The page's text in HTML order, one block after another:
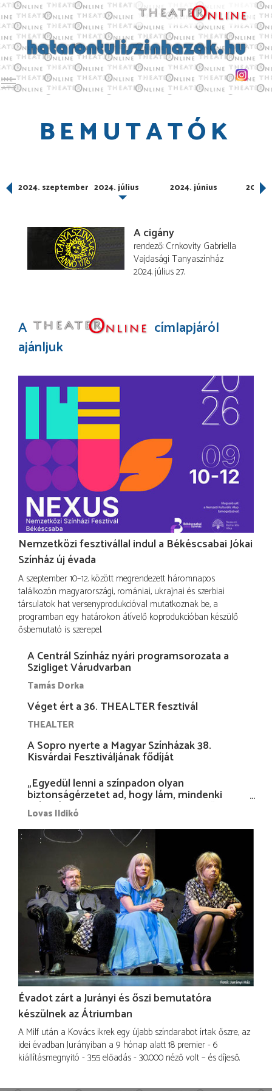
Toggle main menu visibility
BEMUTATÓK
2024. szeptember 2024. július 2024. június 2024.
A cigány
rendező Crnkovity Gabriella
Vajdasági Tanyaszínház
2024. július 27.
A
címlapjáról
ajánljuk
Nemzetközi fesztivállal indul a Békéscsabai Jókai
Színház új évada
A szeptember 10–12. között megrendezett háromnapos
találkozón magyarországi, romániai, ukrajnai és szerbiai
társulatok hat versenyprodukcióval mutatkoznak be, a
programban egy határokon átívelő koprodukcióban készülő
ősbemutató is szerepel.
A Centrál Színház nyári programsorozata a
Szigliget Várudvarban
Tamás Dorka
Véget ért a 36. THEALTER fesztivál
THEALTER
A Sopro nyerte a Magyar Színházak 38.
Kisvárdai Fesztiváljának fődíját
„Egyedül lenni a színpadon olyan
biztonságérzetet ad, hogy lám, mindenki
más nélkül is megvagyok magammal…”
Lovas Ildikó
Évadot zárt a Jurányi és őszi bemutatóra
készülnek az Átriumban
A Milf után a Kovács ikrek egy újabb színdarabot írtak őszre, az
idei évadban Jurányiban a 9 hónap alatt 18 premier - 6
kiállításmegnyitó - 355 előadás - 30.000 néző volt – és díjeső.